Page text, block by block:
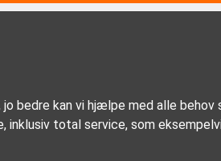
bedre kan vi hjælpe med alle behov
inklusiv total service, som